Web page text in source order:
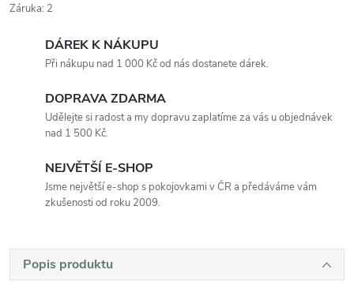
Záruka: 2
DÁREK K NÁKUPU
Při nákupu nad 1 000 Kč od nás dostanete dárek.
DOPRAVA ZDARMA
Udělejte si radost a my dopravu zaplatíme za vás u objednávek
nad 1 500 Kč.
NEJVĚTŠÍ E-SHOP
Jsme největší e-shop s pokojovkami v ČR a předáváme vám
zkušenosti od roku 2009.
Popis produktu